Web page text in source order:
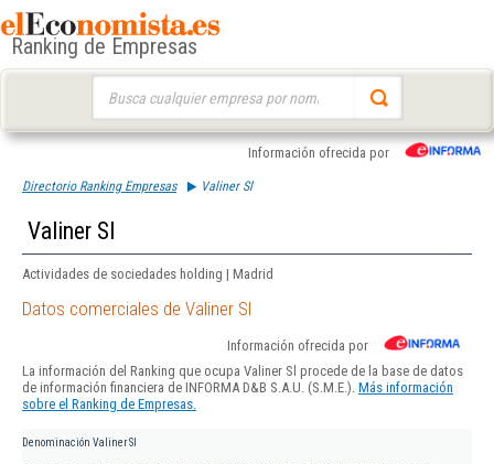
Ranking de Empresas
Información ofrecida por
Directorio Ranking Empresas Valiner Sl
Valiner Sl
Actividades de sociedades holding | Madrid
Datos comerciales de Valiner Sl
Información ofrecida por
La información del Ranking que ocupa Valiner Sl procede de la base de datos
de información financiera de INFORMA D&B S.A.U. (S.M.E.). Más información
sobre el Ranking de Empresas.
Denominación Valiner Sl